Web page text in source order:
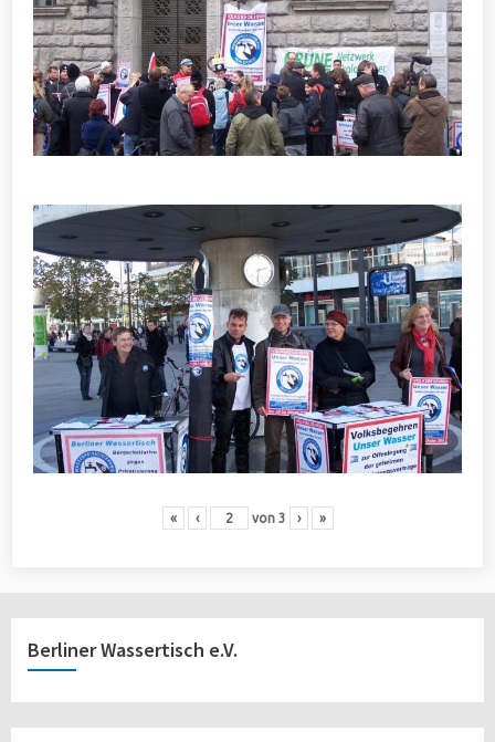
« ‹ von 3 › »
Berliner Wassertisch e.V.